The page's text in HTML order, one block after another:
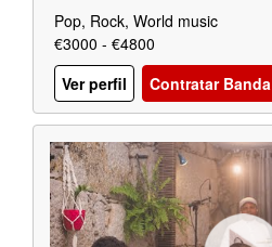
Pop, Rock, World music
€3000 - €4800
Ver perfil
Contratar Banda